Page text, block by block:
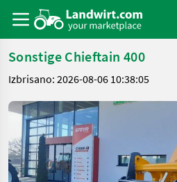
Sonstige Chieftain 400
Izbrisano: 2026-08-06 10:38:05